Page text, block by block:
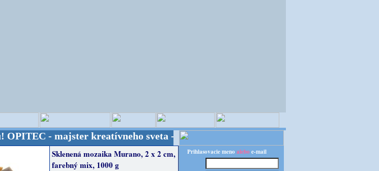
- majster kreatívneho sveta - Kvalita za výhodnú cenu!
Sklenená mozaika Murano, 2 x 2 cm,
farebný mix, 1000 g
Prihlasovacie meno alebo e-mail